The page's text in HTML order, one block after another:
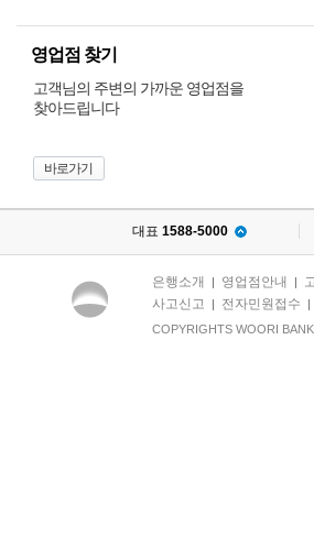
영업점 찾기
고객님의 주변의 가까운 영업점을
찾아드립니다
바로가기
대표 1588-5000
은행소개 영업점안내
사고신고 전자민원접수
COPYRIGHTS WOORI